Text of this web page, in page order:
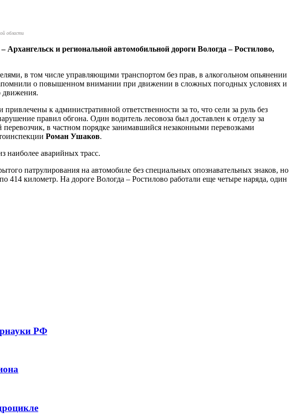
области
и региональной автомобильной дороги Вологда – Ростилово,
в том числе управляющими транспортом без прав, в алкогольном опьянении
о повышенном внимании при движении в сложных погодных условиях и
движения.
к административной ответственности за то, что сели за руль без
правил обгона. Один водитель лесовоза был доставлен к отделу за
в частном порядке занимавшийся незаконными перевозками
Роман Ушаков.
наиболее аварийных трасс.
патрулирования на автомобиле без специальных опознавательных знаков, но
414 километр. На дороге Вологда – Ростилово работали еще четыре наряда, один
РФ